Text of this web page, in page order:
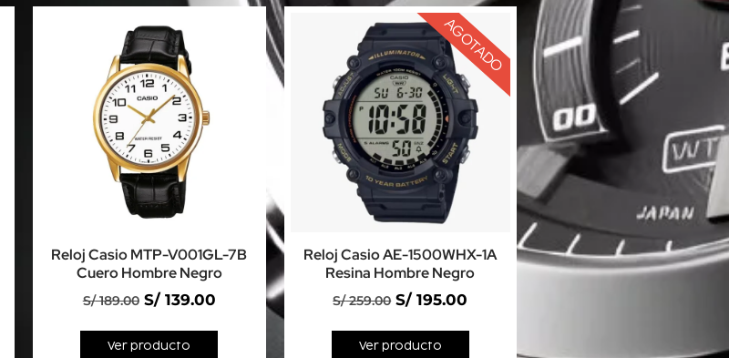
Reloj Casio MTP-V001GL-7B
Cuero Hombre Negro
S/189.00 S/139.00
Ver producto
AGOTADO
Reloj Casio AE-1500WHX-1A
Resina Hombre Negro
S/259.00 S/ 195.00
Ver producto